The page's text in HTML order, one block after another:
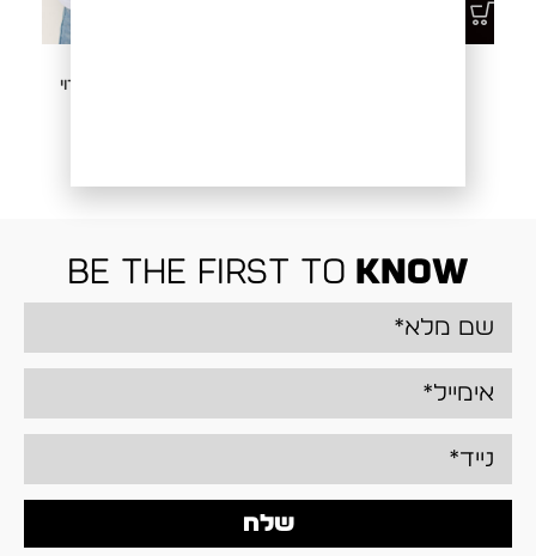
חולצה מכופתרת קורדורוי
be the first to know
שלח